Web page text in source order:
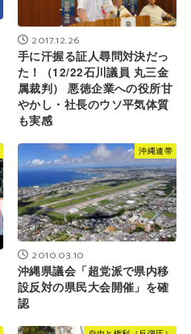
2017.12.26
手に汗握る証人尋問対決だっ
た！（12/22石川議員 丸三金
属裁判） 悪徳企業への役所甘
やかし・社長のウソ平気体質
も実感
沖縄連帯
2010.03.10
沖縄県議会「超党派で県内移
設反対の県民大会開催」を確
認